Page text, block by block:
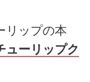
リップの本
ューリップク